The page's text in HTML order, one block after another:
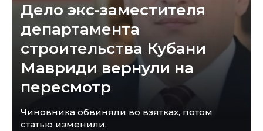
Дело экс-заместителя
департамента
строительства Кубани
Мавриди вернули на
пересмотр
Чиновника обвиняли во взятках, потом
статью изменили.